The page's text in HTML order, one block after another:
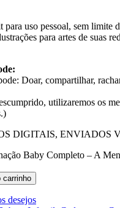
uso pessoal, sem limite
para artes de suas
Doar, compartilhar,
utilizaremos os
DIGITAIS, ENVIADOS
Baby Completo – A
carrinho
desejos